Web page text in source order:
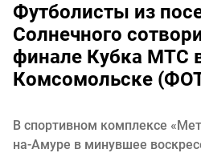
Футболисты из
Солнечного
финале Кубка МТС
Комсомольске
В спортивном комплексе
на-Амуре в минувшее